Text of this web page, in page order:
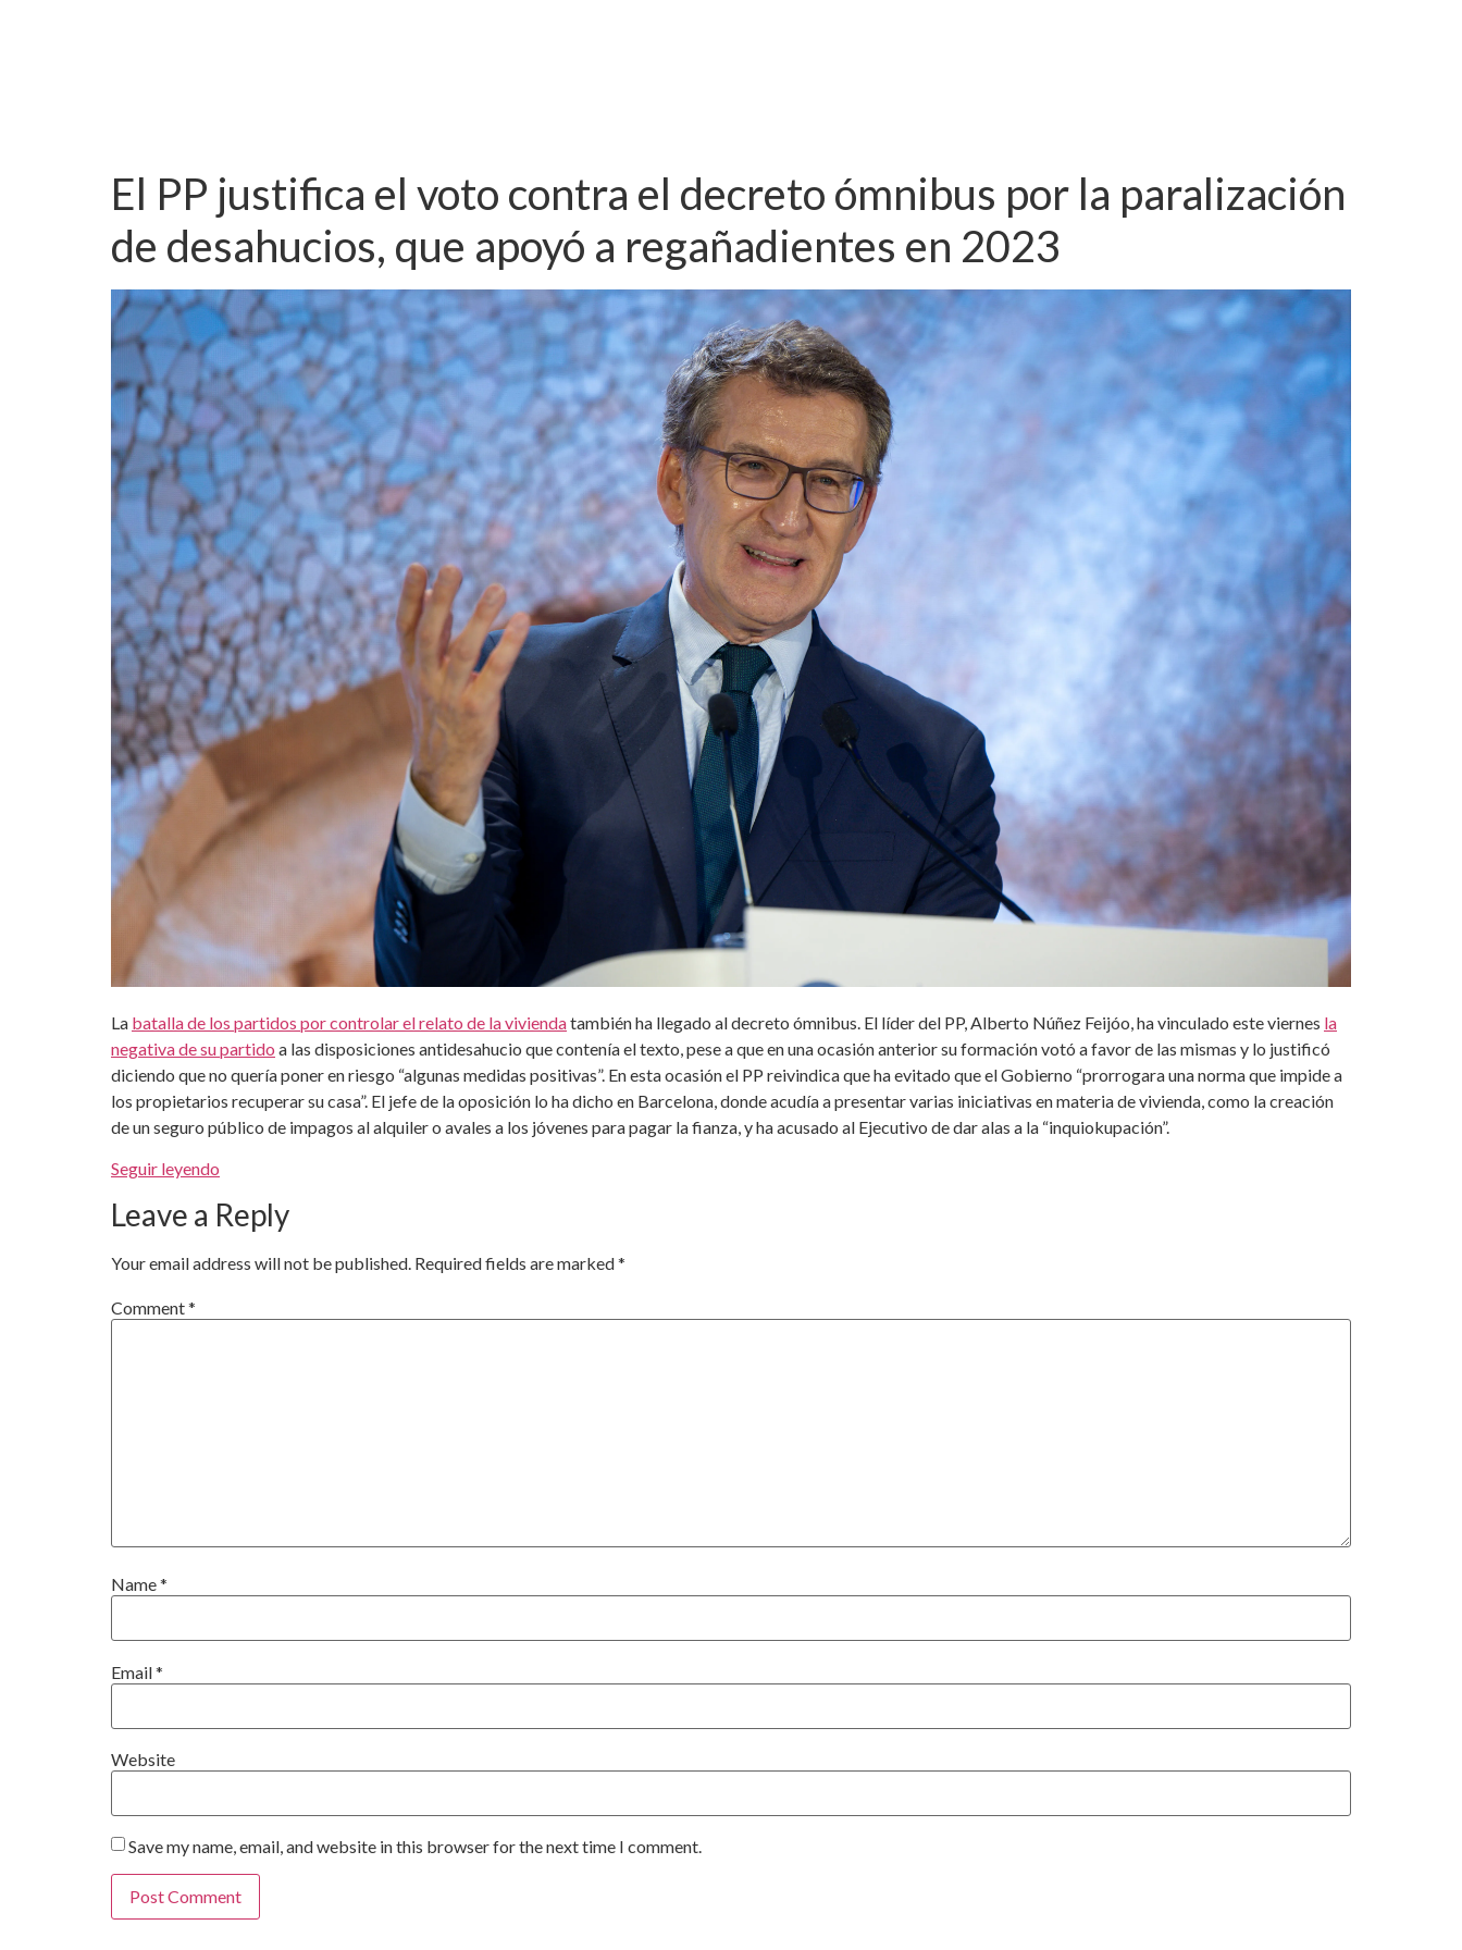
El PP justifica el voto contra el decreto ómnibus por la paralización
de desahucios, que apoyó a regañadientes en 2023
La batalla de los partidos por controlar el relato de la viviendatambién ha llegado al decreto ómnibus. El líder del PP, Alberto Núñez Feijóo, ha vinculado este viernes la
negativa de su partido a las disposiciones antidesahucio que contenía el texto, pese a que en una ocasión anterior su formación votó a favor de las mismas y lo justificó
diciendo que no quería poner en riesgo “algunas medidas positivas”. En esta ocasión el PP reivindica que ha evitado que el Gobierno “prorrogara una norma que impide a
los propietarios recuperar su casa”. El jefe de la oposición lo ha dicho en Barcelona, donde acudía a presentar varias iniciativas en materia de vivienda, como la creación
de un seguro público de impagos al alquiler o avales a los jóvenes para pagar la fianza, y ha acusado al Ejecutivo de dar alas a la “inquiokupación”.
Seguir leyendo
Leave a Reply
Your email address will not be published. Required fields are marked*
Comment*
Name*
Email*
Website
Save my name, email, and website in this browser for the next time I comment.